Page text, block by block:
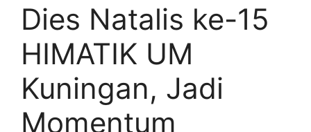
Dies Natalis ke-15
HIMATIK UM
Kuningan, Jadi
Momentum